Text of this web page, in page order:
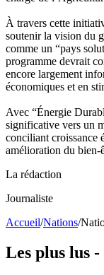
À travers cette
soutenir la vision du
comme un “pays
programme devrait
encore largement
économiques et en
Avec “Énergie
significative vers un
conciliant croissance
amélioration du bien-
La rédaction
Journaliste
Accueil/Nations/
Les plus lus -